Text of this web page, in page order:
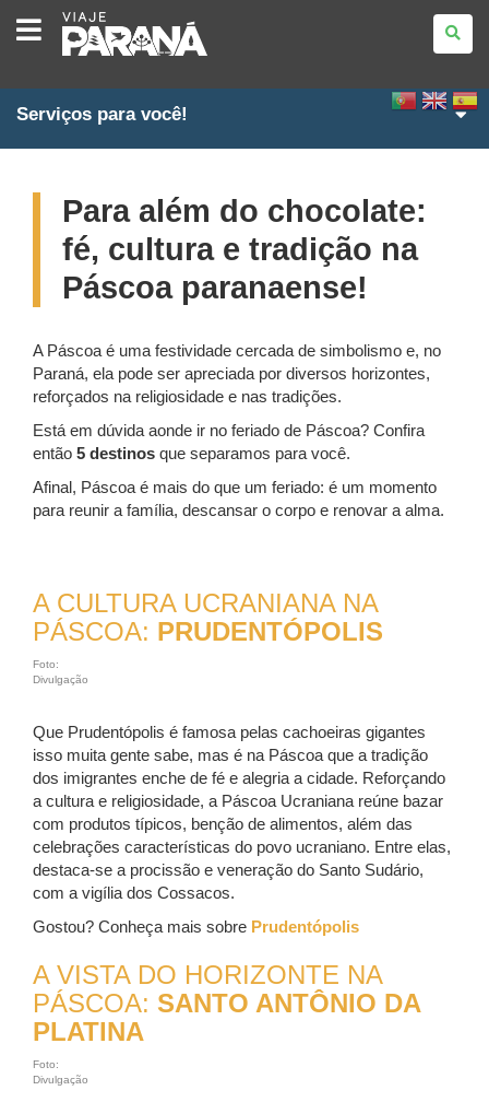
VIAJE
PARANÁ
Serviços para você!
Para além do chocolate:
fé, cultura e tradição na
Páscoa paranaense!
A Páscoa é uma festividade cercada de simbolismo e, no
Paraná, ela pode ser apreciada por diversos horizontes,
reforçados na religiosidade e nas tradições.
Está em dúvida aonde ir no feriado de Páscoa? Confira
então 5 destinos que separamos para você.
Afinal, Páscoa é mais do que um feriado: é um momento
para reunir a família, descansar o corpo e renovar a alma.
A CULTURA UCRANIANA NA
PÁSCOA: PRUDENTÓPOLIS
Foto:
Divulgação
Que Prudentópolis é famosa pelas cachoeiras gigantes
isso muita gente sabe, mas é na Páscoa que a tradição
dos imigrantes enche de fé e alegria a cidade. Reforçando
a cultura e religiosidade, a Páscoa Ucraniana reúne bazar
com produtos típicos, benção de alimentos, além das
celebrações características do povo ucraniano. Entre elas,
destaca-se a procissão e veneração do Santo Sudário,
com a vigília dos Cossacos.
Gostou? Conheça mais sobre Prudentópolis
A VISTA DO HORIZONTE NA
PÁSCOA: SANTO ANTÔNIO DA
PLATINA
Foto:
Divulgação